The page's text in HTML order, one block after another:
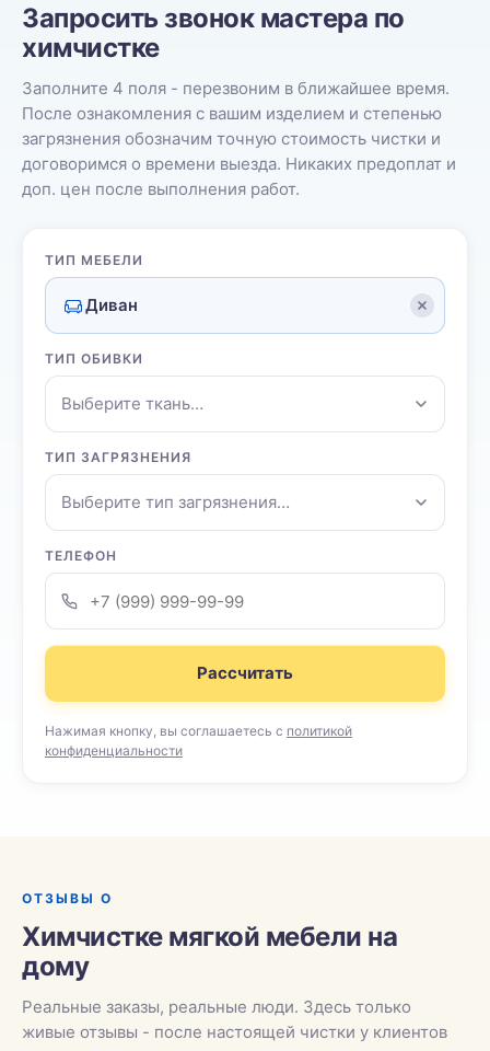
Запросить звонок мастера по
химчистке
Заполните 4 поля - перезвоним в ближайшее время.
После ознакомления с вашим изделием и степенью
загрязнения обозначим точную стоимость чистки и
договоримся о времени выезда. Никаких предоплат и
доп. цен после выполнения работ.
ТИП МЕБЕЛИ
Диван
ТИП ОБИВКИ
Выберите ткань…
ТИП ЗАГРЯЗНЕНИЯ
Выберите тип загрязнения…
ТЕЛЕФОН
Рассчитать
Нажимая кнопку, вы соглашаетесь с политикой
конфиденциальности
ОТЗЫВЫ О
Химчистке мягкой мебели на
дому
Реальные заказы, реальные люди. Здесь только
живые отзывы - после настоящей чистки у клиентов